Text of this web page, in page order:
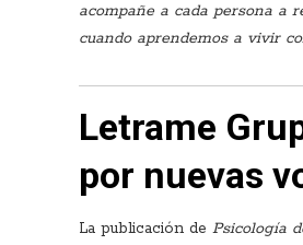
acompañe a cada persona a
cuando aprendemos a vivir
Letrame
por nuevas
La publicación de Psicología